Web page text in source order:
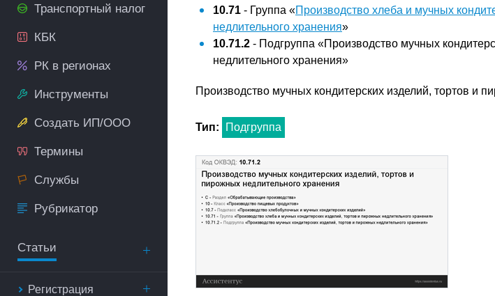
Транспортный налог
КБК
РК в регионах
Инструменты
Создать ИП/ООО
Термины
Службы
Рубрикатор
Статьи
Регистрация
10.71 - Группа «Производство хлеба и мучных
недлительного хранения»
10.71.2 - Подгруппа «Производство мучных
недлительного хранения»
Производство мучных кондитерских изделий, тортов и
Тип: Подгруппа